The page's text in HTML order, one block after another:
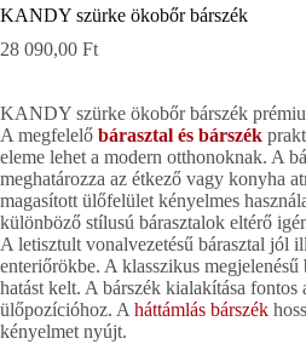
KANDY szürke ökobőr bárszék
28 090,00 Ft
KANDY szürke ökobőr bárszék
A megfelelő bárasztal és bárszék
eleme lehet a modern otthonoknak. A
meghatározza az étkező vagy konyha
magasított ülőfelület kényelmes
különböző stílusú bárasztalok eltérő
A letisztult vonalvezetésű bárasztal jól
enteriőrökbe. A klasszikus megjelenésű
hatást kelt. A bárszék kialakítása fontos
ülőpozícióhoz. A háttámlás bárszék
kényelmet nyújt.